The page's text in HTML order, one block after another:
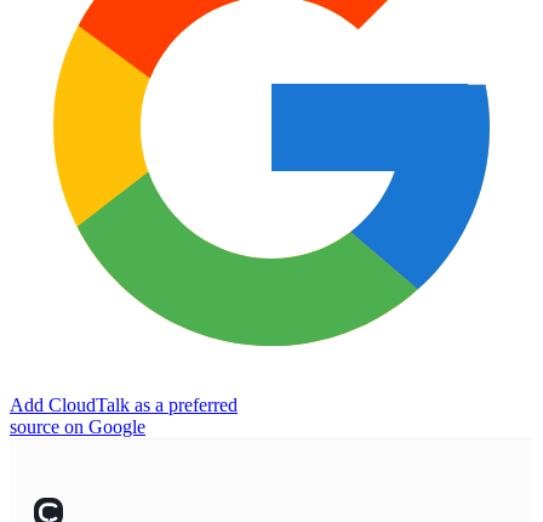
Add CloudTalk as a preferred
source on Google